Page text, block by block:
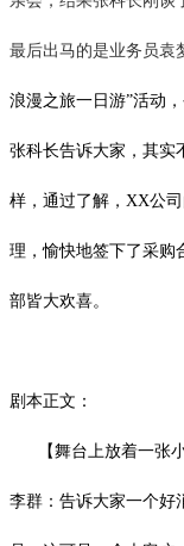
最后出马的是业务员袁
浪漫之旅一日游”活动，
张科长告诉大家，其实
样，通过了解， XX公
理，愉快地签下了采购
部皆大欢喜。
剧本正文：
【舞台上放着一张
李群：告诉大家一个好